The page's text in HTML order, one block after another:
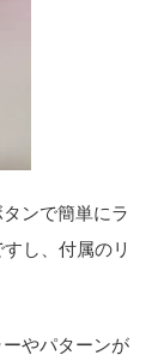
ンで簡単にラ
し、付属のリ
やパターンが